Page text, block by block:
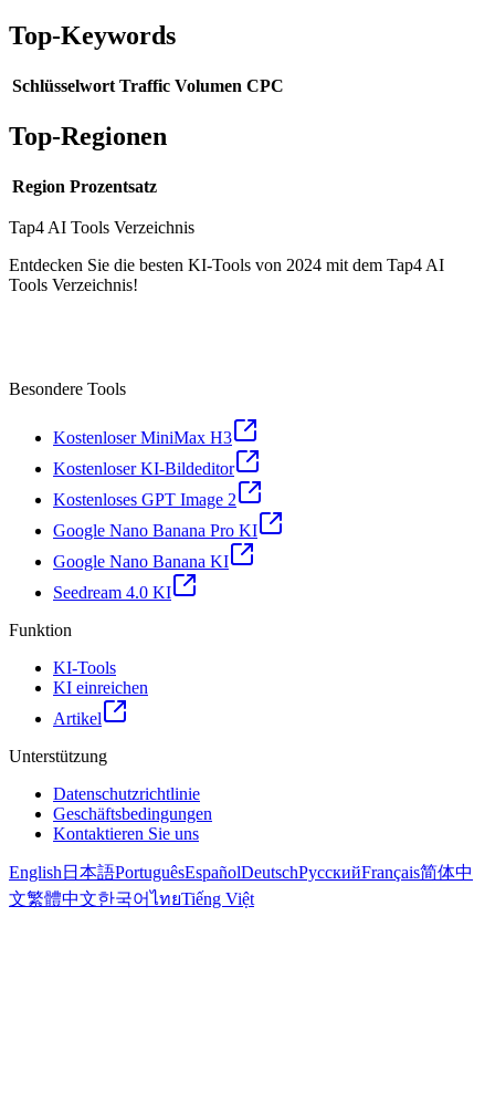
Top-Keywords
Schlüsselwort Traffic Volumen CPC
Top-Regionen
Region Prozentsatz
Tap4 AI Tools Verzeichnis
Entdecken Sie die besten KI-Tools von 2024 mit dem Tap4 AI
Tools Verzeichnis!
Besondere Tools
Kostenloser MiniMax H3
Kostenloser KI-Bildeditor
Kostenloses GPT Image 2
Google Nano Banana Pro KI
Google Nano Banana KI
Seedream 4.0 KI
Funktion
KI-Tools
KI einreichen
Artikel
Unterstützung
Datenschutzrichtlinie
Geschäftsbedingungen
Kontaktieren Sie uns
English 日本語PortuguêsEspañolDeutschРусскийFrançais简体中
文繁體中文한국어ไทยTiếng Việt